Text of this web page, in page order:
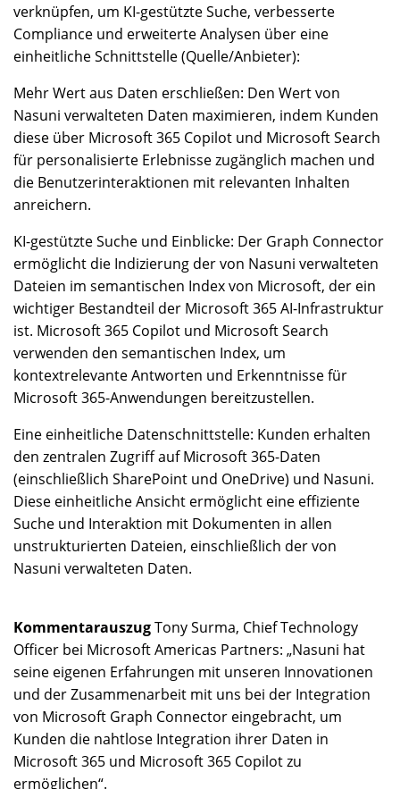
verknüpfen, um KI-gestützte Suche, verbesserte
Compliance und erweiterte Analysen über eine
einheitliche Schnittstelle (Quelle/Anbieter):
Mehr Wert aus Daten erschließen: Den Wert von
Nasuni verwalteten Daten maximieren, indem Kunden
diese über Microsoft 365 Copilot und Microsoft Search
für personalisierte Erlebnisse zugänglich machen und
die Benutzerinteraktionen mit relevanten Inhalten
anreichern.
KI-gestützte Suche und Einblicke: Der Graph Connector
ermöglicht die Indizierung der von Nasuni verwalteten
Dateien im semantischen Index von Microsoft, der ein
wichtiger Bestandteil der Microsoft 365 AI-Infrastruktur
ist. Microsoft 365 Copilot und Microsoft Search
verwenden den semantischen Index, um
kontextrelevante Antworten und Erkenntnisse für
Microsoft 365-Anwendungen bereitzustellen.
Eine einheitliche Datenschnittstelle: Kunden erhalten
den zentralen Zugriff auf Microsoft 365-Daten
(einschließlich SharePoint und OneDrive) und Nasuni.
Diese einheitliche Ansicht ermöglicht eine effiziente
Suche und Interaktion mit Dokumenten in allen
unstrukturierten Dateien, einschließlich der von
Nasuni verwalteten Daten.
KommentarauszugTony Surma, Chief Technology
Officer bei Microsoft Americas Partners: „Nasuni hat
seine eigenen Erfahrungen mit unseren Innovationen
und der Zusammenarbeit mit uns bei der Integration
von Microsoft Graph Connector eingebracht, um
Kunden die nahtlose Integration ihrer Daten in
Microsoft 365 und Microsoft 365 Copilot zu
ermöglichen“.